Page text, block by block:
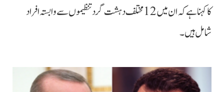
کا کہنا ہے کہ ان میں 12 مختلف دہشت گرد تنظیموں سے وابستہ افراد
شامل ہیں۔